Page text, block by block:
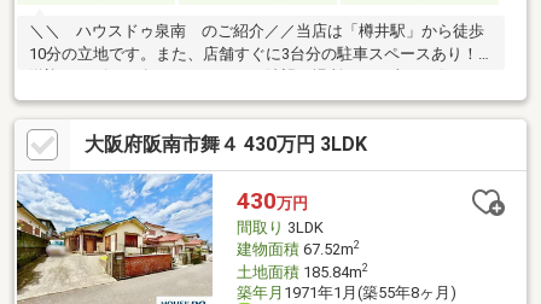
＼＼ ハウスドゥ泉南 のご紹介／／当店は「樽井駅」から徒歩
10分の立地です。また、店舗すぐに3台分の駐車スペースあり！
送迎サービスも有りますので、ご希望の場所までお車でお伺いし
ます♪【無料不動産購入相談会 実施中！】物件探しだけでなく、
リフォーム、住宅ローン、火災保険等、皆様の気になる疑問にお
答えします！泉南市・阪南市のおうち探しはお任せください！
【お問い合わせについて】「見学予約する」「資料請求する」か
らのお問い合わせは24時間受付中！ネットに掲載していない物件
もご紹介できます！「お電話」「資料請求する」からお気軽にお
問い合わせください！
大阪府阪南市舞４ 430万円 3LDK
430万円
間取り 3LDK
建物面積67.52m2
土地面積185.84m2
築年月 1971年1月(築55年8ヶ月)